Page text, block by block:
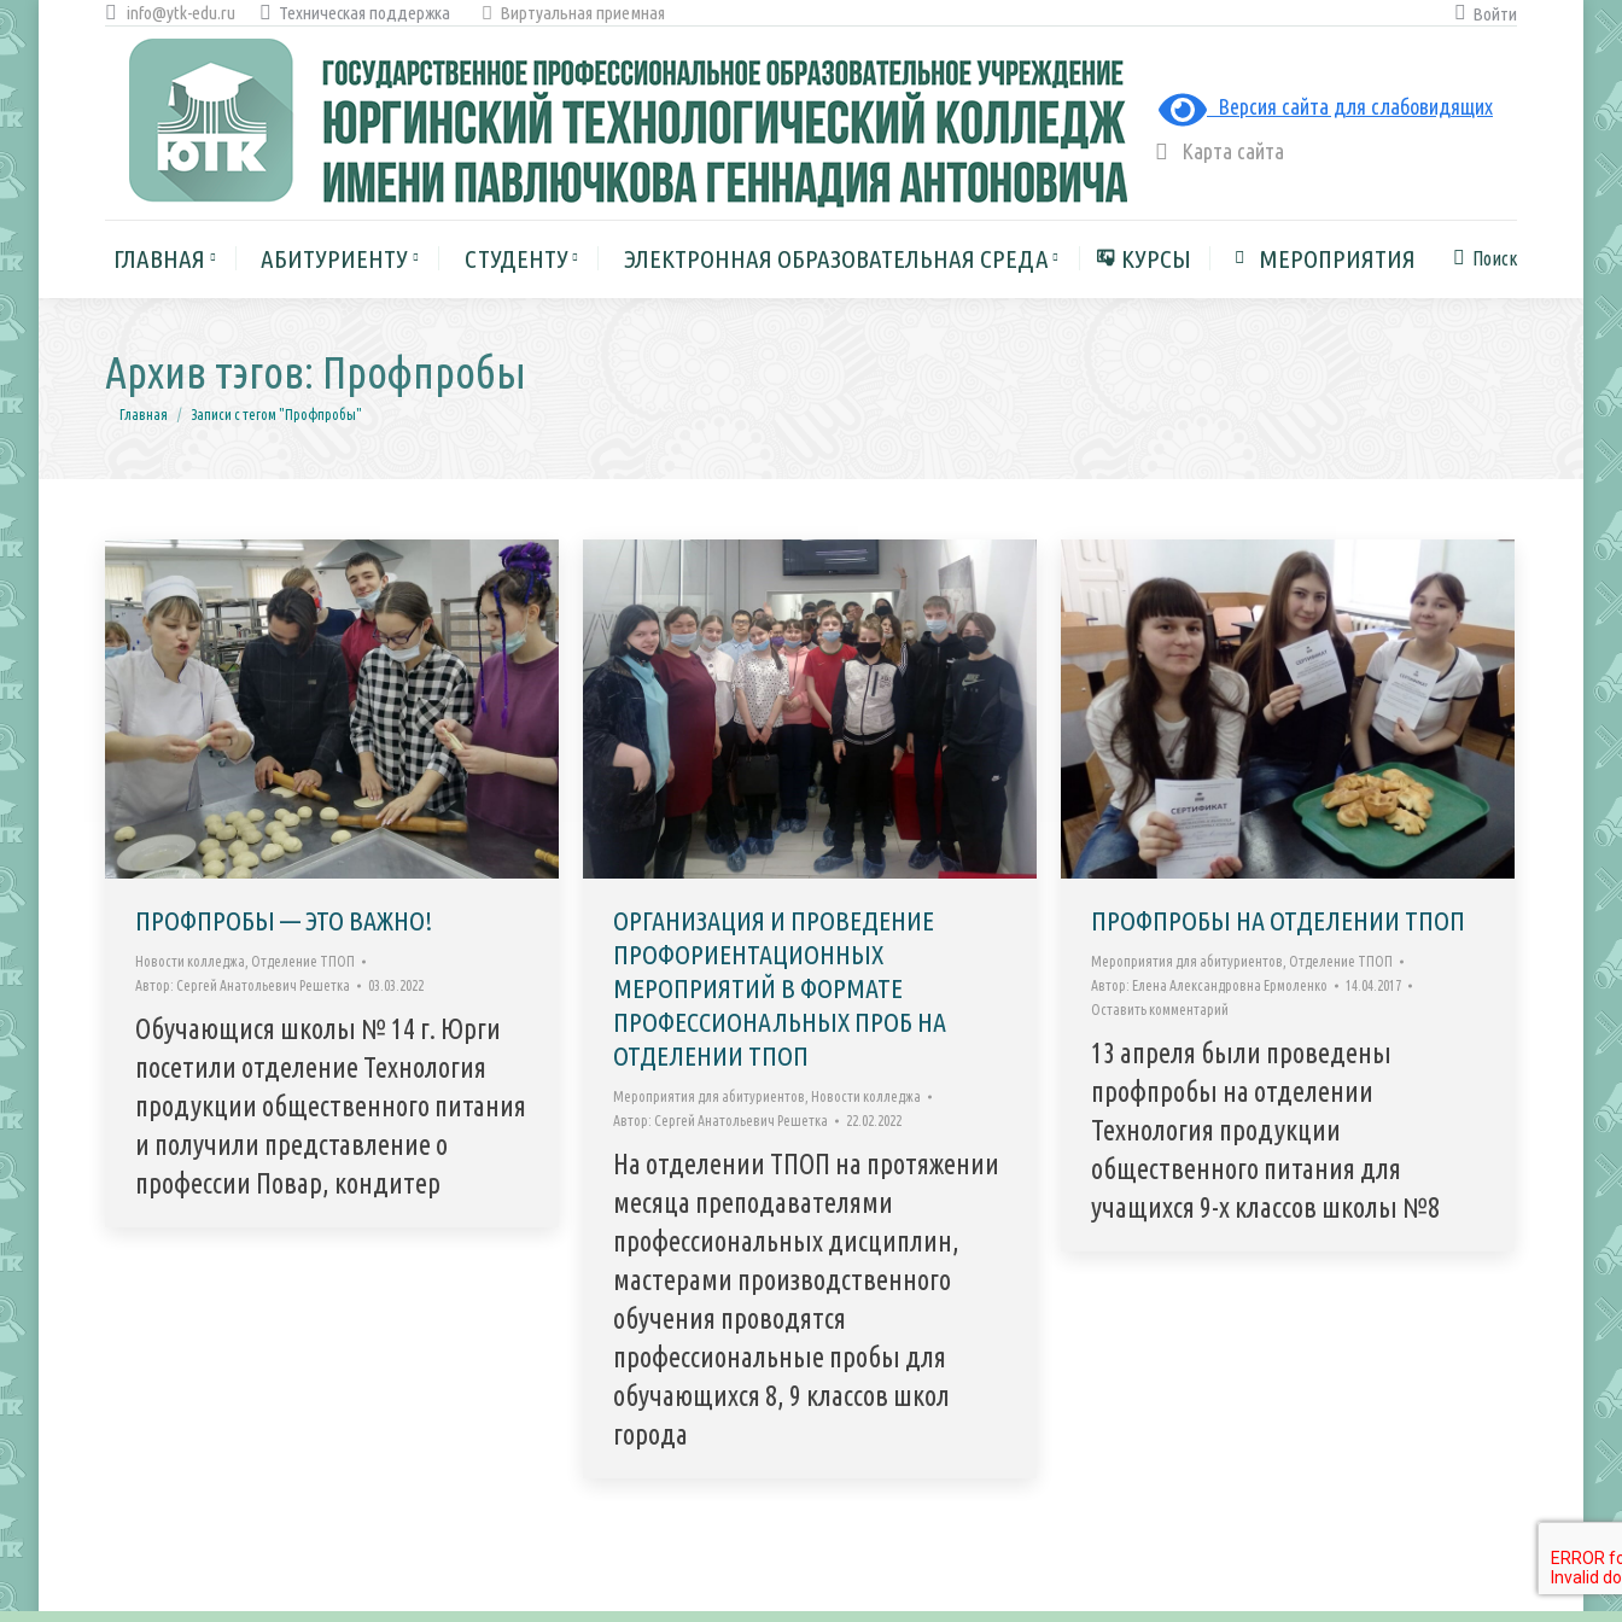
info@ytk-edu.ru Техническая поддержка Виртуальная приемная Войти
Версия сайта для слабовидящих
Карта сайта
ГЛАВНАЯ АБИТУРИЕНТУ СТУДЕНТУ ЭЛЕКТРОННАЯ ОБРАЗОВАТЕЛЬНАЯ СРЕДА КУРСЫ МЕРОПРИЯТИЯ Поиск:
Поиск
Архив тэгов: Профпробы
Вы здесь:
Главная Записи с тегом "Профпробы"
ПРОФПРОБЫ — ЭТО ВАЖНО!
Новости колледжа Отделение ТПОП
Автор: Сергей Анатольевич Решетка 03.03.2022
Обучающися школы № 14 г. Юрги
посетили отделение Технология
продукции общественного питания
и получили представление о
профессии Повар, кондитер
ОРГАНИЗАЦИЯ И ПРОВЕДЕНИЕ
ПРОФОРИЕНТАЦИОННЫХ
МЕРОПРИЯТИЙ В ФОРМАТЕ
ПРОФЕССИОНАЛЬНЫХ ПРОБ НА
ОТДЕЛЕНИИ ТПОП
Мероприятия для абитуриентов Новости колледжа
Автор: Сергей Анатольевич Решетка 22.02.2022
На отделении ТПОП на протяжении
месяца преподавателями
профессиональных дисциплин,
мастерами производственного
обучения проводятся
профессиональные пробы для
обучающихся 8, 9 классов школ
города
ПРОФПРОБЫ НА ОТДЕЛЕНИИ ТПОП
Мероприятия для абитуриентов Отделение ТПОП
Автор: Елена Александровна Ермоленко
14.04.2017
Оставить комментарий
13 апреля были проведены
профпробы на отделении
Технология продукции
общественного питания для
учащихся 9-х классов школы №8
ГЛАВНАЯ
МЕРОПРИЯТИЯ